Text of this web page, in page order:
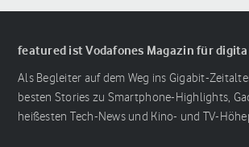
featured ist Vodafones Magazin für
Als Begleiter auf dem Weg ins Gigabit-
besten Stories zu Smartphone-Highlights,
heißesten Tech-News und Kino- und TV-